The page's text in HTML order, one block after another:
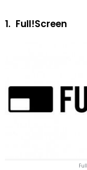
1. Full!Screen